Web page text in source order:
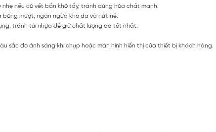
nếu có vết bẩn khó tẩy, tránh dùng hóa chất mạnh.
bóng mượt, ngăn ngừa khô da và nứt nẻ.
tránh túi nhựa để giữ chất lượng da tốt nhất.
sắc do ánh sáng khi chụp hoặc màn hình hiển thị của thiết bị khách hàng.